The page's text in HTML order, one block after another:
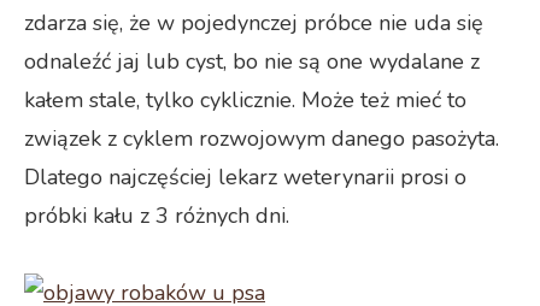
zdarza się, że w pojedynczej próbce nie uda się
odnaleźć jaj lub cyst, bo nie są one wydalane z
kałem stale, tylko cyklicznie. Może też mieć to
związek z cyklem rozwojowym danego pasożyta.
Dlatego najczęściej lekarz weterynarii prosi o
próbki kału z 3 różnych dni.